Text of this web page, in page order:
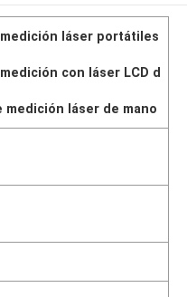
láser portátiles
con láser LCD d
medición láser de mano